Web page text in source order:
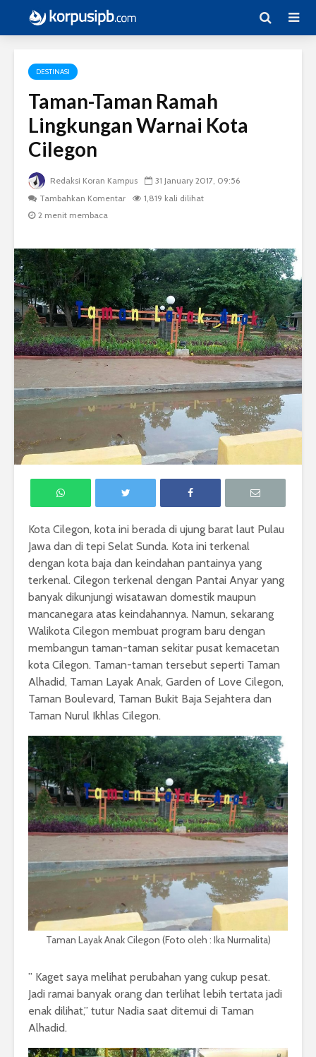
DESTINASI
Taman-Taman Ramah
Lingkungan Warnai Kota
Cilegon
Redaksi Koran Kampus
31 January 2017, 09:56
Tambahkan Komentar
1,819 kali dilihat
2 menit membaca
Kota Cilegon, kota ini berada di ujung barat laut Pulau
Jawa dan di tepi Selat Sunda. Kota ini terkenal
dengan kota baja dan keindahan pantainya yang
terkenal. Cilegon terkenal dengan Pantai Anyar yang
banyak dikunjungi wisatawan domestik maupun
mancanegara atas keindahannya. Namun, sekarang
Walikota Cilegon membuat program baru dengan
membangun taman-taman sekitar pusat kemacetan
kota Cilegon. Taman-taman tersebut seperti Taman
Alhadid, Taman Layak Anak, Garden of Love Cilegon,
Taman Boulevard, Taman Bukit Baja Sejahtera dan
Taman Nurul Ikhlas Cilegon.
Taman Layak Anak Cilegon (Foto oleh : Ika Nurmalita)
” Kaget saya melihat perubahan yang cukup pesat.
Jadi ramai banyak orang dan terlihat lebih tertata jadi
enak dilihat,” tutur Nadia saat ditemui di Taman
Alhadid.